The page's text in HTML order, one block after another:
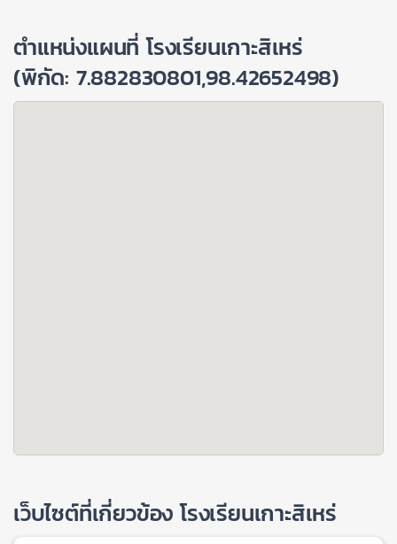
ตำแหน่งแผนที่ โรงเรียนเกาะสิเหร่
(พิกัด: 7.882830801,98.42652498)
เว็บไซต์ที่เกี่ยวข้อง โรงเรียนเกาะสิเหร่